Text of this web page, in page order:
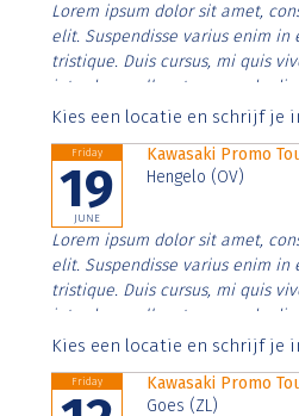
Lorem ipsum dolor sit amet,
elit. Suspendisse varius enim in
tristique. Duis cursus, mi quis
interdum nulla, ut commodo
Aenean faucibus nibh et justo
Kies een locatie en schrijf je
Friday
19
JUNE
Kawasaki Promo
Hengelo (OV)
Lorem ipsum dolor sit amet,
elit. Suspendisse varius enim in
tristique. Duis cursus, mi quis
interdum nulla, ut commodo
Aenean faucibus nibh et justo
Kies een locatie en schrijf je
Friday
Kawasaki Promo
Goes (ZL)